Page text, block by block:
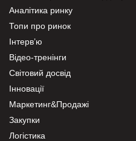
Аналітика ринку
Топи про ринок
Інтерв’ю
Відео-тренінги
Світовий досвід
Інновації
Маркетинг&Продажі
Закупки
Логістика